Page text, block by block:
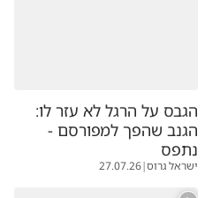
הגבס על הרגל לא עזר לו:
הגנב שהפך למפורסם -
נתפס
ישראל גרוס|
27.07.26